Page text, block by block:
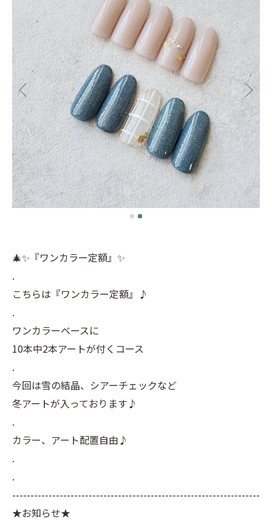
🎄✨『ワンカラー定額』✨
.
こちらは『ワンカラー定額』♪
.
ワンカラーベースに
10本中2本アートが付くコース
.
今回は雪の結晶、シアーチェックなど
冬アートが入っております♪
.
カラー、アート配置自由♪
.
.
--------------------------------------------------------------------
★お知らせ★